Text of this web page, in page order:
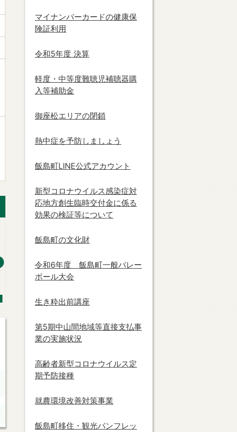
「コマツナギ」の苅込作
マイナンバーカードの健康保
険証利用
令和5年度 決算
軽度・中等度難聴児補聴器購
入等補助金
御座松エリアの閉鎖
熱中症を予防しましょう
飯島町LINE公式アカウント
新型コロナウイルス感染症対
応地方創生臨時交付金に係る
効果の検証等について
飯島町の文化財
令和6年度 飯島町一般バレー
ボール大会
生き粋出前講座
第5期中山間地域等直接支払事
業の実施状況
高齢者新型コロナウイルス定
期予防接種
就農環境改善対策事業
飯島町移住・観光パンフレッ